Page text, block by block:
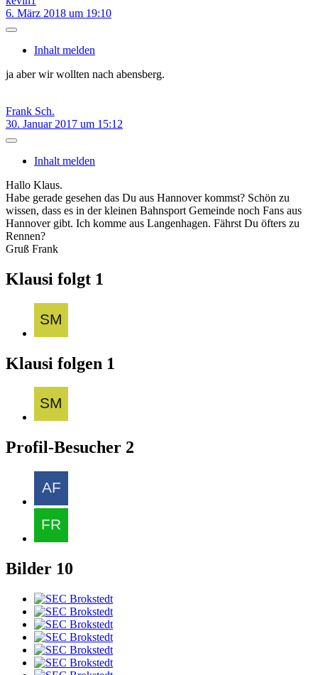
6. März 2018 um 19:10
Inhalt melden
ja aber wir wollten nach abensberg.
Frank Sch.
30. Januar 2017 um 15:12
Inhalt melden
Hallo Klaus.
Habe gerade gesehen das Du aus Hannover kommst? Schön zu
wissen, dass es in der kleinen Bahnsport Gemeinde noch Fans aus
Hannover gibt. Ich komme aus Langenhagen. Fährst Du öfters zu
Rennen?
Gruß Frank
Klausi folgt 1
Klausi folgen 1
Profil-Besucher 2
Bilder 10